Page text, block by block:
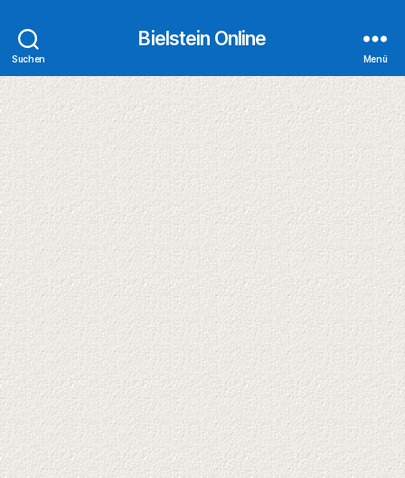
Suchen
Bielstein Online
Menü